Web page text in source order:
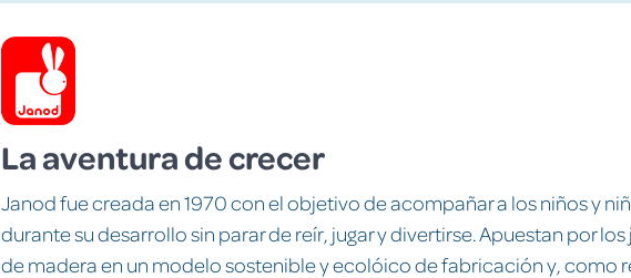
La aventura de crecer
Janod fue creada en 1970 con el objetivo de acompañar a los niños y
durante su desarrollo sin parar de reír, jugar y divertirse. Apuestan por
de madera en un modelo sostenible y ecolóico de fabricación y, como